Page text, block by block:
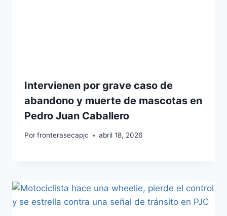
Intervienen por grave caso de
abandono y muerte de mascotas en
Pedro Juan Caballero
Porfronterasecapjc abril 18, 2026